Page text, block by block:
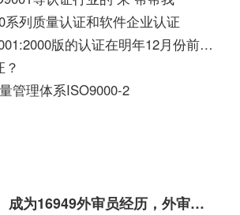
系列质量认证和软件企业认证
国家有规定ISO9001:2000版的认证在明年12月份前必须全部更新吗?
管理体系ISO9000-2
成为16949外审员经历，外审员